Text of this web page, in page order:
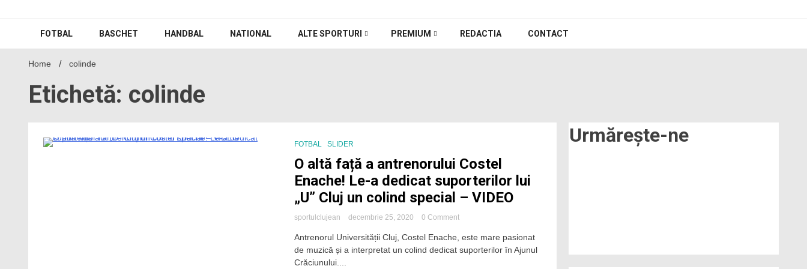
FOTBAL BASCHET HANDBAL NATIONAL ALTE SPORTURI PREMIUM REDACTIA CONTACT
Home colinde
Etichetă: colinde
FOTBAL SLIDER
O altă față a antrenorului Costel
Enache! Le-a dedicat suporterilor lui
„U” Cluj un colind special – VIDEO
sportulclujean decembrie 25, 2020 0 Commenton
altă
față
Antrenorul Universității Cluj, Costel Enache, este mare pasionat
de muzică și a interpretat un colind dedicat suporterilor în Ajunul
Crăciunului....
Urmărește-ne